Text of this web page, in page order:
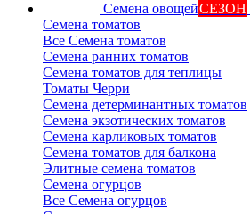
Семена овощейСЕЗОН
Семена томатов
Все Семена томатов
Семена ранних томатов
Семена томатов для теплицы
Томаты Черри
Семена детерминантных томатов
Семена экзотических томатов
Семена карликовых томатов
Семена томатов для балкона
Элитные семена томатов
Семена огурцов
Все Семена огурцов